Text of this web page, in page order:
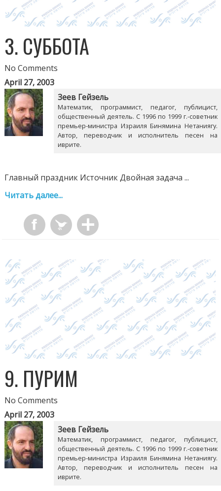
3. СУББОТА
No Comments
April 27, 2003
Зеев Гейзель
Математик, программист, педагог, публицист,
общественный деятель. С 1996 по 1999 г.-советник
премьер-министра Израиля Бинямина Нетаниягу.
Автор, переводчик и исполнитель песен на
иврите.
Главный праздник Источник Двойная задача ...
Читать далее...
9. ПУРИМ
No Comments
April 27, 2003
Зеев Гейзель
Математик, программист, педагог, публицист,
общественный деятель. С 1996 по 1999 г.-советник
премьер-министра Израиля Бинямина Нетаниягу.
Автор, переводчик и исполнитель песен на
иврите.